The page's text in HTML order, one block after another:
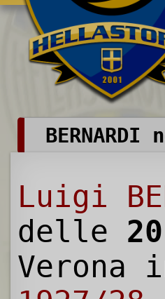
Benvenuti su HELLASTORY.net
Luigi
delle 20
Verona